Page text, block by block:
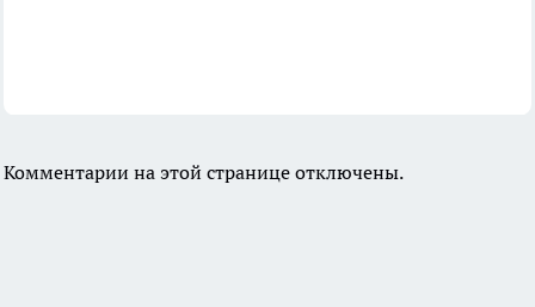
Комментарии на этой странице отключены.